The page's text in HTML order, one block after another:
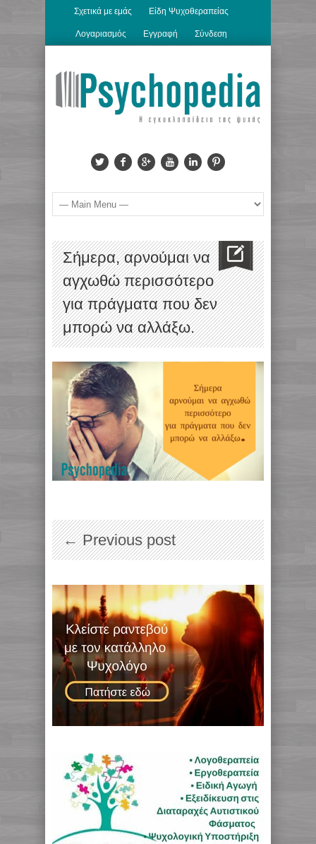
Σχετικά με εμάς Είδη Ψυχοθεραπείας
Λογαριασμός Εγγραφή Σύνδεση
Σήμερα, αρνούμαι να
αγχωθώ περισσότερο
για πράγματα που δεν
μπορώ να αλλάξω.
← Previous post